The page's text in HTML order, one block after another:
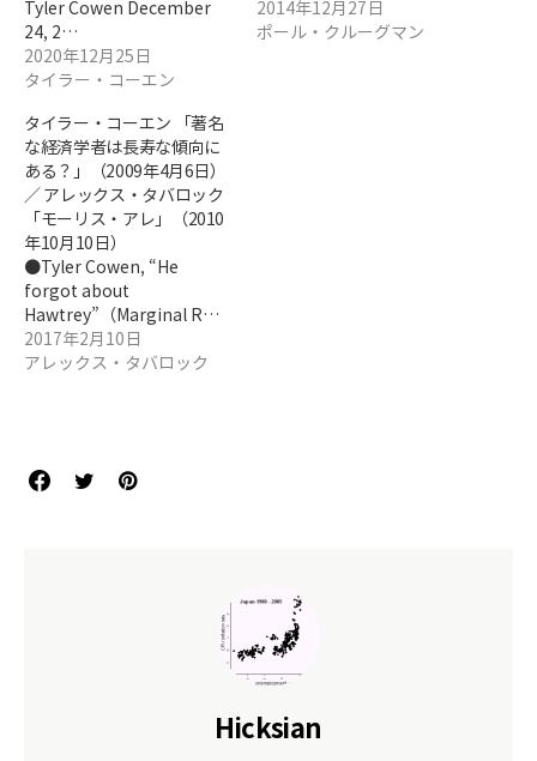
Tyler Cowen December
24, 2…
2020年12月25日
タイラー・コーエン
2014年12月27日
ポール・クルーグマン
タイラー・コーエン 「著名
な経済学者は長寿な傾向に
ある？」（2009年4月6日）
／ アレックス・タバロック
「モーリス・アレ」（2010
年10月10日）
●Tyler Cowen, “He
forgot about
Hawtrey”（Marginal R…
2017年2月10日
アレックス・タバロック
Hicksian